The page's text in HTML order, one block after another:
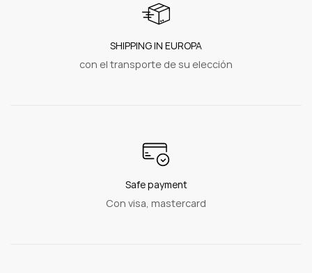
SHIPPING IN EUROPA
con el transporte de su elección
Safe payment
Con visa, mastercard